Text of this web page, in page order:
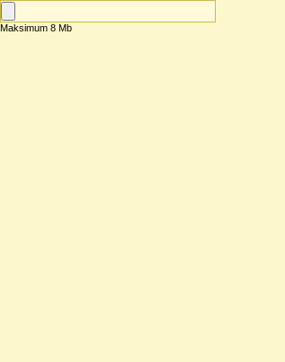
Maksimum 8 Mb